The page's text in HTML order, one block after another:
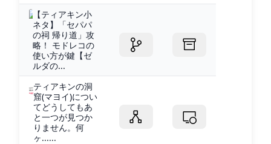
【ティアキン小
ネタ】「セパパ
の祠 帰り道」攻
略！ モドレコの
使い方が鍵【ゼ
ルダの...
ティアキンの洞
窟(マヨイ)につい
てどうしてもあ
と一つが見つか
りません。何
ヶ......